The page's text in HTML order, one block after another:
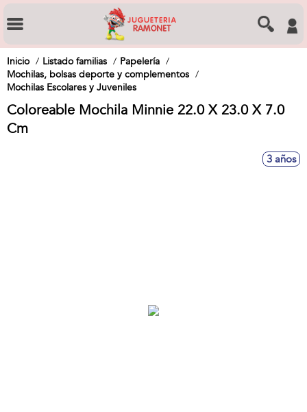
Inicio Listado familias
Papelería
Mochilas, bolsas deporte y complementos
Mochilas Escolares y Juveniles
Coloreable Mochila Minnie 22.0 X 23.0 X 7.0
Cm
3 años